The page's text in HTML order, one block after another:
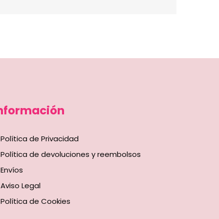
Política de Privacidad
Política de devoluciones y reembolsos
Envíos
Aviso Legal
Política de Cookies